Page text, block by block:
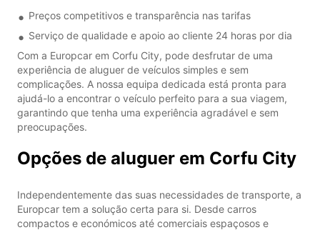
Preços competitivos e transparência nas tarifas
Serviço de qualidade e apoio ao cliente 24 horas por dia
Com a Europcar em Corfu City, pode desfrutar de uma
experiência de aluguer de veículos simples e sem
complicações. A nossa equipa dedicada está pronta para
ajudá-lo a encontrar o veículo perfeito para a sua viagem,
garantindo que tenha uma experiência agradável e sem
preocupações.
Opções de aluguer em Corfu City
Independentemente das suas necessidades de transporte, a
Europcar tem a solução certa para si. Desde carros
compactos e económicos até comerciais espaçosos e